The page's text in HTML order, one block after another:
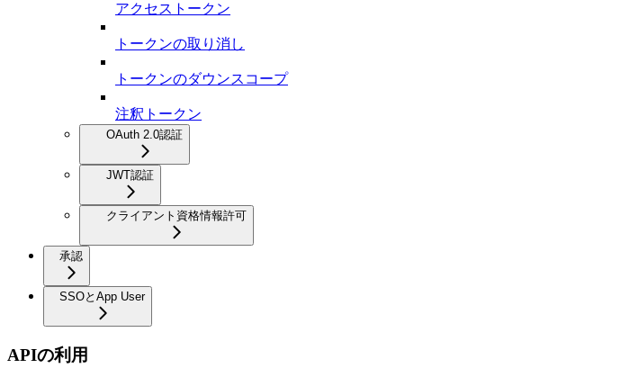
アクセストークン
トークンの取り消し
トークンのダウンスコープ
注釈トークン
OAuth 2.0認証
JWT認証
クライアント資格情報許可
承認
SSOとApp User
APIの利用